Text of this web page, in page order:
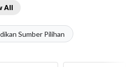
All
Sumber Pilihan